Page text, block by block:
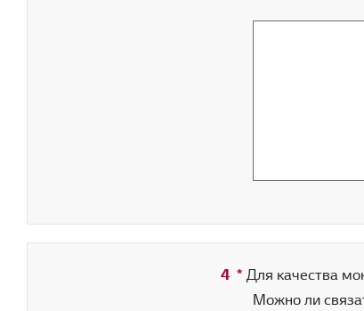
4 * Обязательное
Для качества
Можно ли